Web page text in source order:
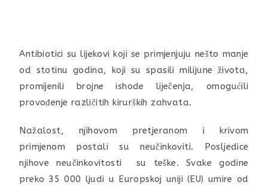
Antibiotici su lijekovi koji se primjenjuju nešto manje
od stotinu godina, koji su spasili milijune života,
promijenili brojne ishode liječenja, omogućili
provođenje različitih kirurških zahvata.
Nažalost, njihovom pretjeranom i krivom
primjenom postali su neučinkoviti. Posljedice
njihove neučinkovitosti su teške. Svake godine
preko 35 000 ljudi u Europskoj uniji (EU) umire od